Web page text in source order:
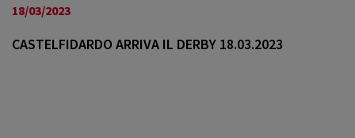
v
i
18/03/2023
CASTELFIDARDO ARRIVA IL DERBY 18.03.2023